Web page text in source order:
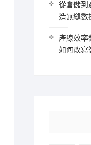
從倉儲到
造無縫數
產線效率
如何改寫